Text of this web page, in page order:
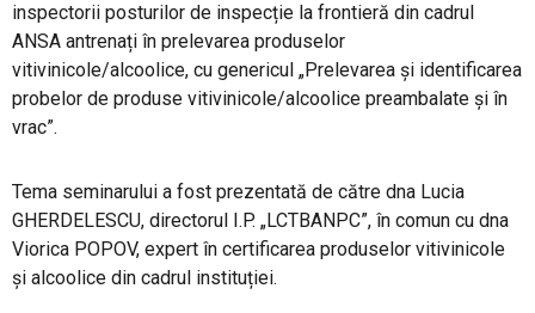
REGISTRU DE STAT
INFO INTERES PUBLIC
inspectorii posturilor de inspecție la frontieră din cadrul
ANSA antrenați în prelevarea produselor
vitivinicole/alcoolice, cu genericul „Prelevarea și identificarea
probelor de produse vitivinicole/alcoolice preambalate și în
vrac”.
Tema seminarului a fost prezentată de către dna Lucia
GHERDELESCU, directorul I.P. „LCTBANPC”, în comun cu dna
Viorica POPOV, expert în certificarea produselor vitivinicole
și alcoolice din cadrul instituției.